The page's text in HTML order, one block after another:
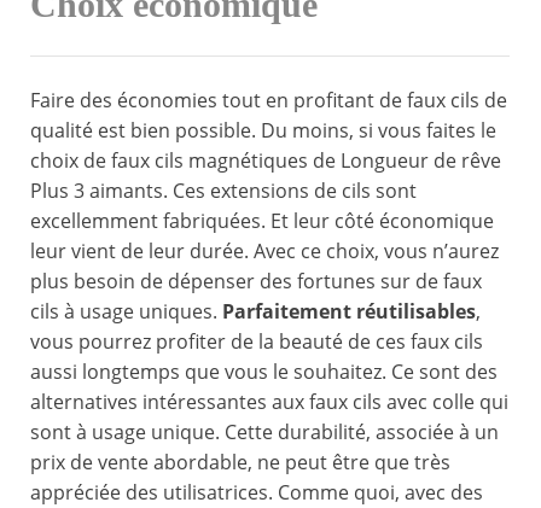
Faire des économies tout en profitant de faux cils de
qualité est bien possible. Du moins, si vous faites le
choix de faux cils magnétiques de Longueur de rêve
Plus 3 aimants. Ces extensions de cils sont
excellemment fabriquées. Et leur côté économique
leur vient de leur durée. Avec ce choix, vous n’aurez
plus besoin de dépenser des fortunes sur de faux
cils à usage uniques. Parfaitement réutilisables,
vous pourrez profiter de la beauté de ces faux cils
aussi longtemps que vous le souhaitez. Ce sont des
alternatives intéressantes aux faux cils avec colle qui
sont à usage unique. Cette durabilité, associée à un
prix de vente abordable, ne peut être que très
appréciée des utilisatrices. Comme quoi, avec des